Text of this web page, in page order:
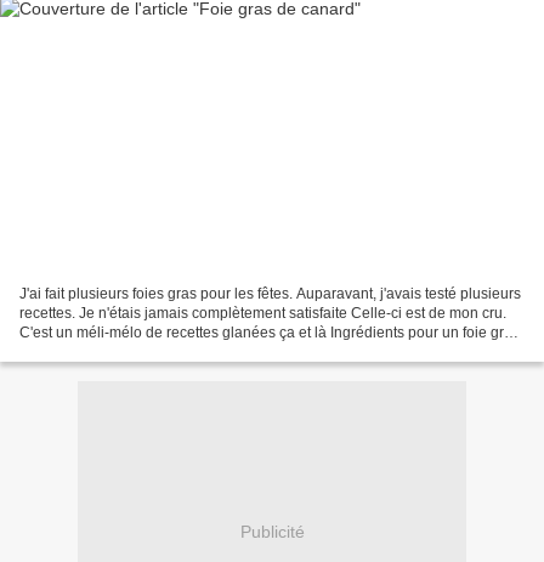
J'ai fait plusieurs foies gras pour les fêtes. Auparavant, j'avais testé plusieurs
recettes. Je n'étais jamais complètement satisfaite Celle-ci est de mon cru.
C'est un méli-mélo de recettes glanées ça et là Ingrédients pour un foie gras
Publicité